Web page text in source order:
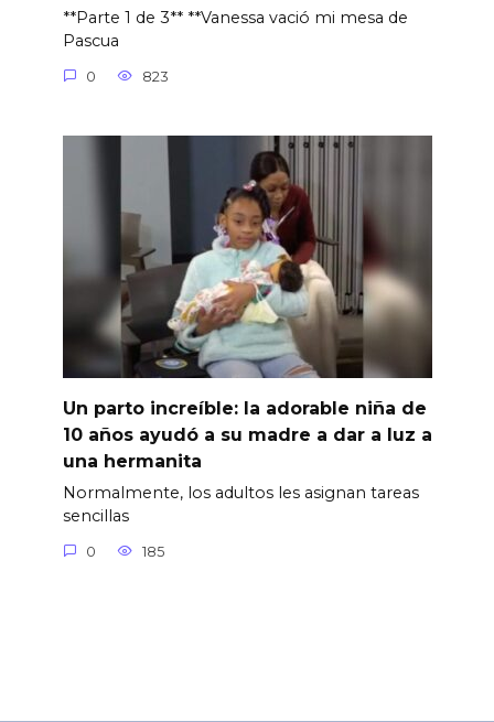
**Parte 1 de 3** **Vanessa vació mi mesa de
Pascua
0 823
Un parto increíble: la adorable niña de
10 años ayudó a su madre a dar a luz a
una hermanita
Normalmente, los adultos les asignan tareas
sencillas
0 185